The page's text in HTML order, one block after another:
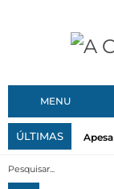
MENU
ÚLTIMAS